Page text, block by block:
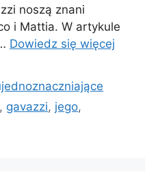
noszą znani
i Mattia. W artykule
Dowiedz się więcej
, gavazzi, jego,